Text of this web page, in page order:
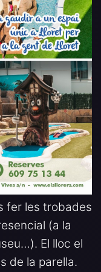
fer les trobades
(a la
El lloc el
de la parella.